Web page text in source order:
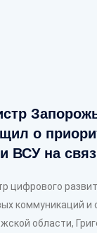
о
ВСУ на
цифрового
коммуникаций и
области,